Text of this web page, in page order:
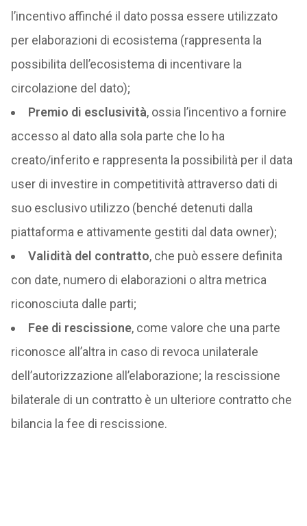
l’incentivo affinché il dato possa essere utilizzato
per elaborazioni di ecosistema (rappresenta la
possibilita dell’ecosistema di incentivare la
circolazione del dato);
Premio di esclusività, ossia l’incentivo a fornire
accesso al dato alla sola parte che lo ha
creato/inferito e rappresenta la possibilità per il data
user di investire in competitività attraverso dati di
suo esclusivo utilizzo (benché detenuti dalla
piattaforma e attivamente gestiti dal data owner);
Validità del contratto, che può essere definita
con date, numero di elaborazioni o altra metrica
riconosciuta dalle parti;
Fee di rescissione, come valore che una parte
riconosce all’altra in caso di revoca unilaterale
dell’autorizzazione all’elaborazione; la rescissione
bilaterale di un contratto è un ulteriore contratto che
bilancia la fee di rescissione.